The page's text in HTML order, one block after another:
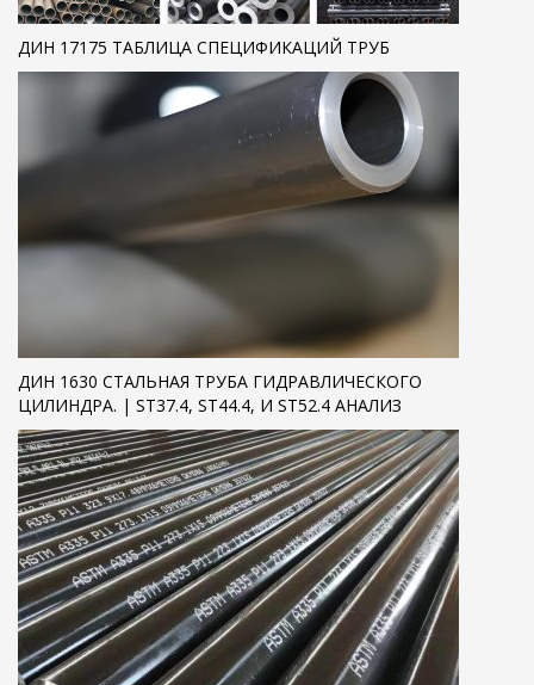
ДИН 17175 ТАБЛИЦА СПЕЦИФИКАЦИЙ ТРУБ
ДИН 1630 СТАЛЬНАЯ ТРУБА ГИДРАВЛИЧЕСКОГО
ЦИЛИНДРА. | ST37.4, ST44.4, И ST52.4 АНАЛИЗ